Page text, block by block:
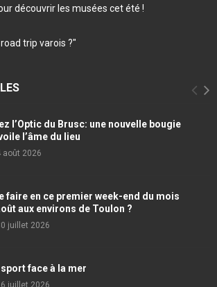
découvrir les musées cet été !
trip varois ?"
l’Optic du Brusc: une nouvelle bougie
l’âme du lieu
août 2026
faire en ce premier week-end du mois
aux environs de Toulon ?
juillet 2026
sport face à la mer